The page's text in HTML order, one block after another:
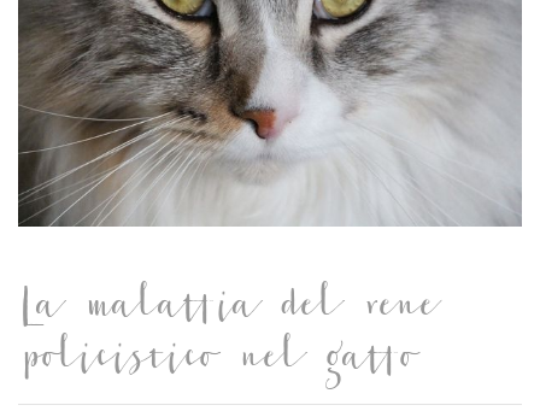
La malattia del rene
policistico nel gatto